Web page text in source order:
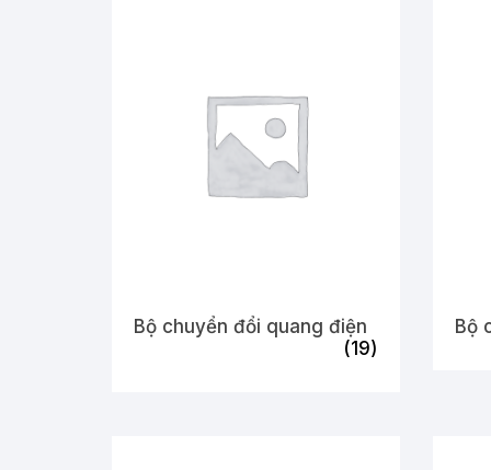
Bộ chuyển đổi quang điện
(19)
Bộ